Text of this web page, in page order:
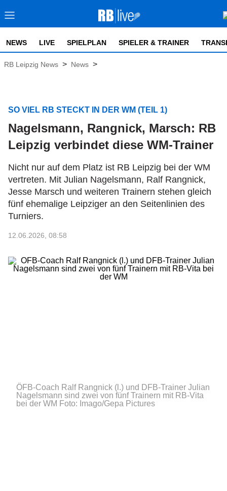
NEWS LIVE SPIELPLAN SPIELER & TRAINER
RB Leipzig News > News >
SO VIEL RB STECKT IN DER WM (TEIL 1)
Nagelsmann, Rangnick, Marsch: RB
Leipzig verbindet diese WM-Trainer
Nicht nur auf dem Platz ist RB Leipzig bei der WM
vertreten. Mit Julian Nagelsmann, Ralf Rangnick,
Jesse Marsch und weiteren Trainern stehen gleich
fünf ehemalige Leipziger an den Seitenlinien des
Turniers.
12.06.2026, 08:58
ÖFB-Coach Ralf Rangnick (l.) und DFB-Trainer Julian
Nagelsmann sind zwei von fünf Trainern mit RB-Vita
bei der WM Foto: Imago/Gepa Pictures